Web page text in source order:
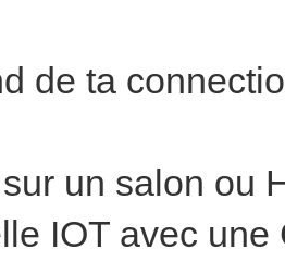
de ta
un salon ou
IOT avec